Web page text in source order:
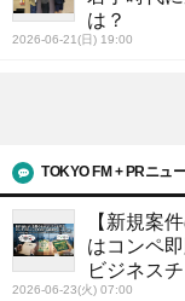
は？
2026-06-21(日) 19:00
TOKYO FM + PRニュ
【新規案
はコンペ
ビジネス
2026-06-23(火) 07:00